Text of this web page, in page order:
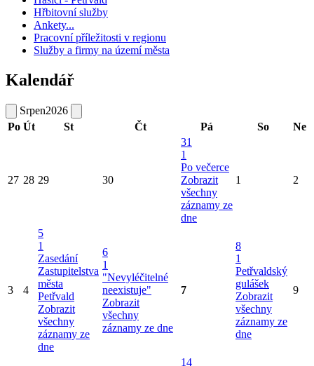
Hřbitovní služby
Ankety...
Pracovní příležitosti v regionu
Služby a firmy na území města
Kalendář
Srpen2026
Po Út St Čt Pá So Ne
27 28 29 30
31
1
Po večerce
Zobrazit
všechny
záznamy ze
dne
1 2
3 4
5
1
Zasedání
Zastupitelstva
města
Petřvald
Zobrazit
všechny
záznamy ze
dne
6
1
"Nevyléčitelné
neexistuje"
Zobrazit
všechny
záznamy ze dne
7
8
1
Petřvaldský
gulášek
Zobrazit
všechny
záznamy ze
dne
9
14